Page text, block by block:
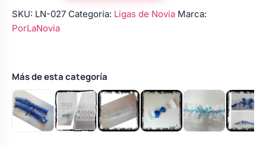
flores
moradas
SKU: LN-027 Categoría: Ligas de Novia Marca:
PorLaNovia
Más de esta categoría